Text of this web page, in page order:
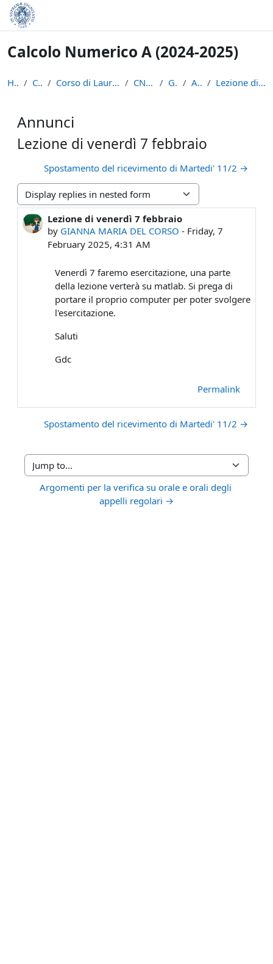
Skip to main content
Calcolo Numerico A (2024-2025)
Home Courses Corso di Laurea in Informatica (L-31) CN-A ( 24-25) General Annunci Lezione di venerdì 7 febbraio
Annunci
Lezione di venerdì 7 febbraio
Spostamento del ricevimento di Martedi' 11/2 →
Display mode
Lezione di venerdì 7 febbraio
by GIANNA MARIA DEL CORSO - Friday, 7
February 2025, 4:31 AM
Number of replies: 0
Venerdì 7 faremo esercitazione, una parte
della lezione verterà su matlab. Si prega di
portare il proprio computer per poter svolgere
l'esercitazione.
Saluti
Gdc
Permalink
Spostamento del ricevimento di Martedi' 11/2 →
Jump to...
Argomenti per la verifica su orale e orali degli
appelli regolari →